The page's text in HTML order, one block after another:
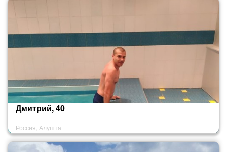
Дмитрий, 40
Россия, Алушта